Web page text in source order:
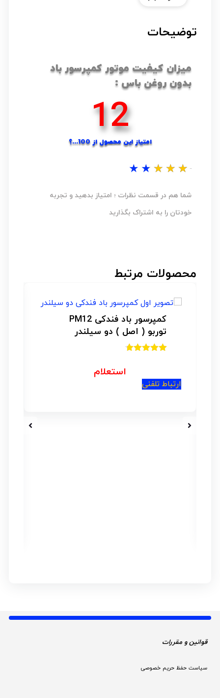
توضیحات
میزان کیفیت موتور کمپرسور باد
بدون روغن باس :
امتیاز این محصول از 100...؟
16
★
★
★
★
★
شما هم در قسمت نظرات ؛ امتیاز بدهید و تجربه
خودتان را به اشتراک بگذارید
محصولات مرتبط
کمپرسور باد فندکی PM12
توربو ( اصل ) دو سیلندر
استعلام
ارتباط تلفنی
قوانین و مقررات
سیاست حفظ حریم خصوصی